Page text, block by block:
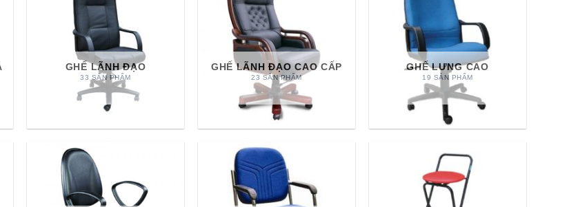
GHẾ LÃNH ĐẠO
33 SẢN PHẨM
GHẾ LÃNH ĐẠO CAO CẤP
23 SẢN PHẨM
GHẾ LƯNG CAO
19 SẢN PHẨM